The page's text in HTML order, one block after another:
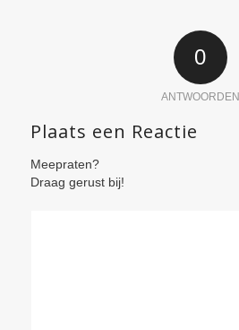
0
ANTWOORDEN
Plaats een Reactie
Meepraten?
Draag gerust bij!